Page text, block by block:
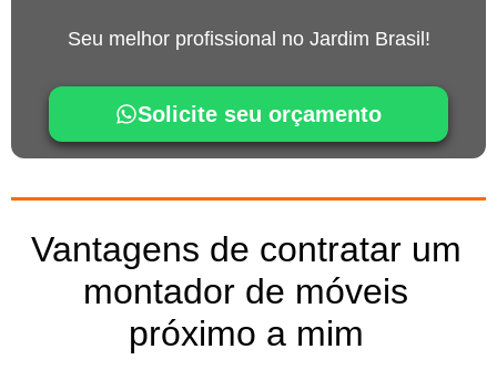
Seu melhor profissional no Jardim Brasil!
Solicite seu orçamento
Vantagens de contratar um
montador de móveis
próximo a mim